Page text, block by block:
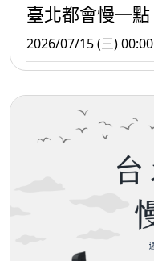
臺北都會慢一點
2026/07/15 (三) 00:00